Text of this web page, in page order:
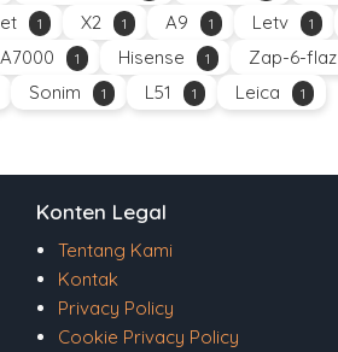
1 X2 1 A9 1 Letv 1
A7000 1 Hisense 1 Zap-6-flaz
Sonim 1 L51 1 Leica 1
Konten Legal
Tentang Kami
Kontak
Privacy Policy
Cookie Privacy Policy